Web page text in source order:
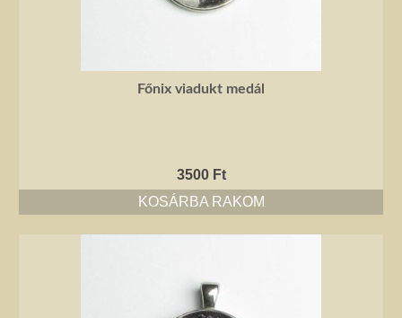
Főnix viadukt medál
3500 Ft
KOSÁRBA RAKOM